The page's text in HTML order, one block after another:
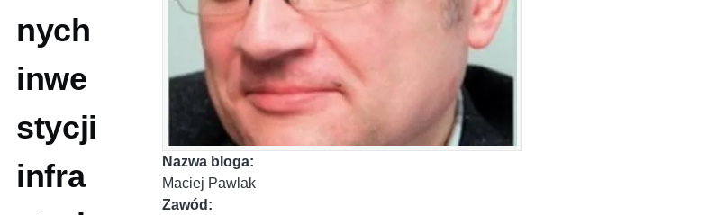
nych
inwe
stycji
infra
Nazwa bloga:
Maciej Pawlak
Zawód: